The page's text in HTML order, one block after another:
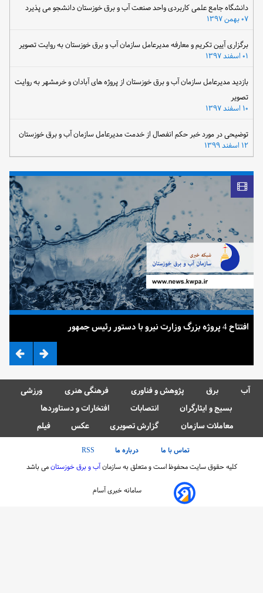
دانشگاه جامع علمی کاربردی واحد صنعت آب و برق خوزستان دانشجو می پذیرد
برگزاری آیین تکریم و معارفه مدیرعامل سازمان آب و برق خوزستان به روایت تصویر
بازدید مدیرعامل سازمان آب و برق خوزستان از پروژه های آبادان و خرمشهر به روایت
تصویر
توضیحی در مورد خبر حکم انفصال از خدمت مدیرعامل سازمان آب و برق خوزستان
افتتاح 4 پروژه بزرگ وزارت نیرو با دستور رئیس جمهور
آب برق پژوهش و فناوری فرهنگی هنری
ورزشی
بسیج و ایثارگران
انتصابات
افتخارات و دستاوردها
معاملات سازمان
گزارش تصویری عکس فیلم
تماس با ما درباره ما
RSS
کلیه حقوق سایت محفوظ است و متعلق به سازمانآب و برق خوزستانمی باشد
سامانه خبری آسام